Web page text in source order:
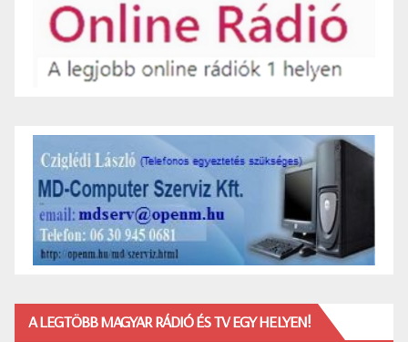
A LEGTÖBB MAGYAR RÁDIÓ ÉS TV EGY HELYEN!